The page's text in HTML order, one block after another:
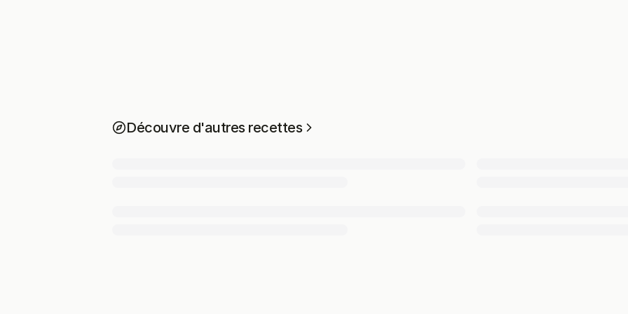
Découvre d'autres recettes